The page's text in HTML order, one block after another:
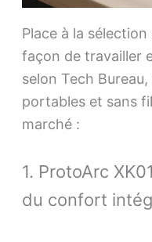
Place à la
façon de travailler
selon Tech
portables et sans
marché :
1. ProtoArc
du confort